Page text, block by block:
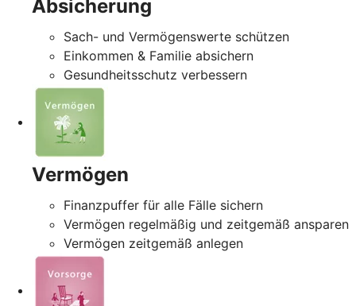
Absicherung
Sach- und Vermögenswerte schützen
Einkommen & Familie absichern
Gesundheitsschutz verbessern
Vermögen
Finanzpuffer für alle Fälle sichern
Vermögen regelmäßig und zeitgemäß ansparen
Vermögen zeitgemäß anlegen